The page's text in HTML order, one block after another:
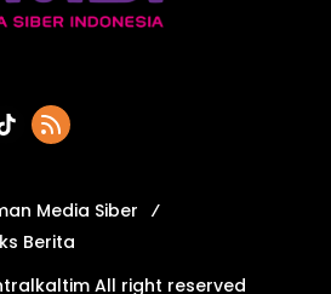
Media Siber
Berita
All right reserved